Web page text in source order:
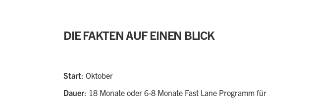
DIE FAKTEN AUF EINEN BLICK
Start: Oktober
Dauer: 18 Monate oder 6-8 Monate Fast Lane Programm für